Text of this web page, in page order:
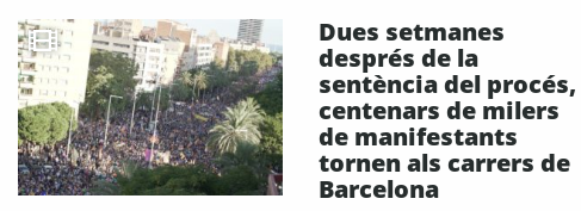
Dues setmanes
després de la
sentència del procés,
centenars de milers
de manifestants
tornen als carrers de
Barcelona